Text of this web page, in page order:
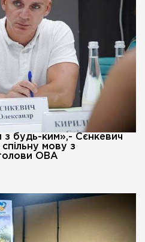
будь-ким»,- Сєнкевич
мову з
ОВА